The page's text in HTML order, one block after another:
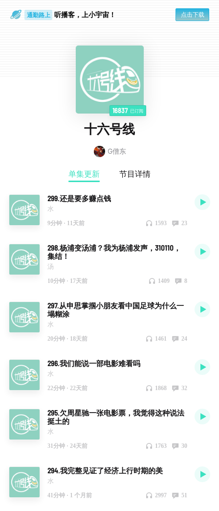
通勤路上 听播客，上小宇宙！ 点击下载
16837 已订阅
十六号线
G僧东
单集更新 节目详情
299.还是要多赚点钱
水
9分钟 · 11天前 1593 23
298.杨浦变汤浦？我为杨浦发声，310110，
集结！
汤
10分钟 · 17天前 1409 8
297.从申思掌掴小朋友看中国足球为什么一
塌糊涂
水
20分钟 · 18天前 1461 24
296.我们能说一部电影难看吗
水
22分钟 · 22天前 1868 32
295.欠周星驰一张电影票，我觉得这种说法
挺土的
水
31分钟 · 24天前 1763 30
294.我完整见证了经济上行时期的美
水
41分钟 · 1 个月前 2997 51